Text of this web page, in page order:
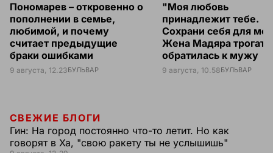
Пономарев – откровенно о
пополнении в семье,
любимой, и почему
считает предыдущие
браки ошибками
9 августа, 12.23БУЛЬВАР
"Моя любовь
принадлежит тебе.
Сохрани себя для
Жена Мадяра
обратилась к мужу
9 августа, 10.58БУЛЬВАР
СВЕЖИЕ БЛОГИ
Гин: На город постоянно что-то летит. Но как
говорят в Ха, "свою ракету ты не услышишь"